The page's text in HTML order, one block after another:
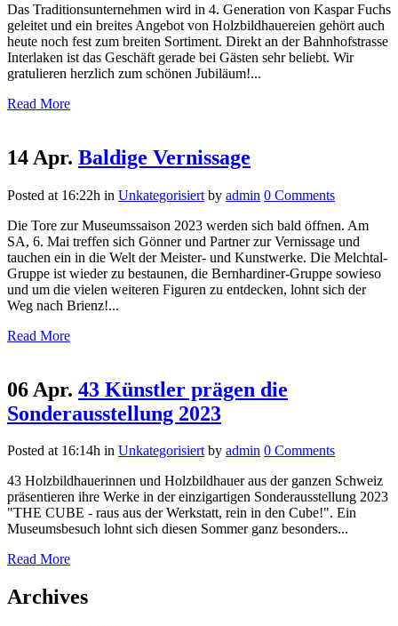
Das Traditionsunternehmen wird in 4. Generation von Kaspar Fuchs
geleitet und ein breites Angebot von Holzbildhauereien gehört auch
heute noch fest zum breiten Sortiment. Direkt an der Bahnhofstrasse
Interlaken ist das Geschäft gerade bei Gästen sehr beliebt. Wir
gratulieren herzlich zum schönen Jubiläum!...
Read More
14 Apr. Baldige Vernissage
Posted at 16:22h in Unkategorisiert by admin 0 Comments
Die Tore zur Museumssaison 2023 werden sich bald öffnen. Am
SA, 6. Mai treffen sich Gönner und Partner zur Vernissage und
tauchen ein in die Welt der Meister- und Kunstwerke. Die Melchtal-
Gruppe ist wieder zu bestaunen, die Bernhardiner-Gruppe sowieso
und um die vielen weiteren Figuren zu entdecken, lohnt sich der
Weg nach Brienz!...
Read More
06 Apr. 43 Künstler prägen die
Sonderausstellung 2023
Posted at 16:14h in Unkategorisiert by admin 0 Comments
43 Holzbildhauerinnen und Holzbildhauer aus der ganzen Schweiz
präsentieren ihre Werke in der einzigartigen Sonderausstellung 2023
"THE CUBE - raus aus der Werkstatt, rein in den Cube!". Ein
Museumsbesuch lohnt sich diesen Sommer ganz besonders...
Read More
Archives